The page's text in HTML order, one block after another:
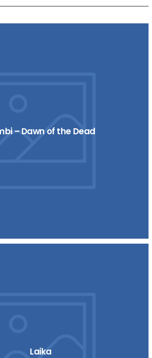
– Dawn of the Dead
Laika